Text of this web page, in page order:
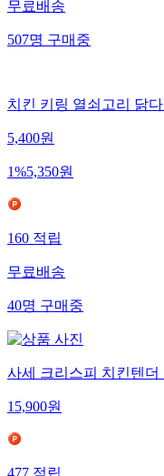
무료배송
507명구매중
치킨 키링 열쇠고리 닭
5,400원
1%5,350원
160적립
무료배송
40명구매중
사세 크리스피 치킨텐더
15,900원